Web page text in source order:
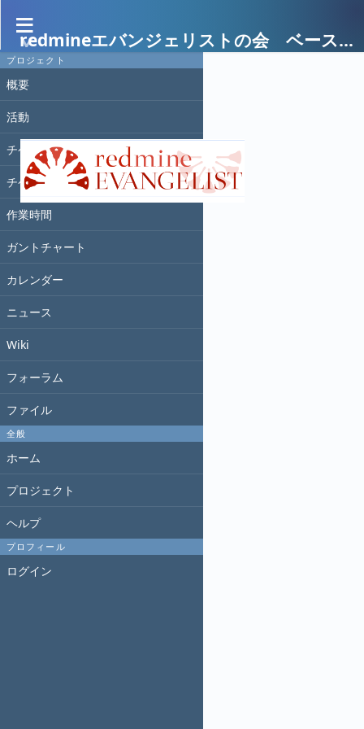
プロジェクト
概要
活動
チケット
チケットパネル
作業時間
ガントチャート
カレンダー
ニュース
Wiki
フォーラム
ファイル
全般
ホーム
プロジェクト
ヘルプ
プロフィール
ログイン
redmineエバンジェリストの会 ベースキャンプ
ダウンロード (9.72 KB)
Wiki
門屋